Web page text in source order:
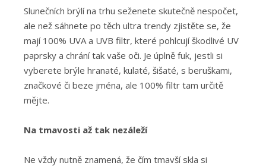
Slunečních brýlí na trhu seženete skutečně nespočet,
ale než sáhnete po těch ultra trendy zjistěte se, že
mají 100% UVA a UVB filtr, které pohlcují škodlivé UV
paprsky a chrání tak vaše oči. Je úplně fuk, jestli si
vyberete brýle hranaté, kulaté, šišaté, s beruškami,
značkové či beze jména, ale 100% filtr tam určitě
mějte.
Na tmavosti až tak nezáleží
Ne vždy nutně znamená, že čím tmavší skla si